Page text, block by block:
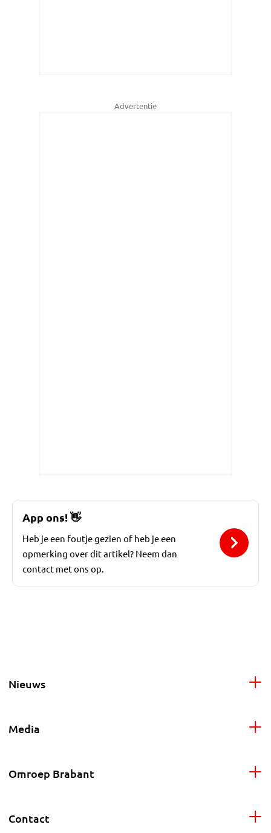
Advertentie
App ons! 👋
Heb je een foutje gezien of heb je een
opmerking over dit artikel? Neem dan
contact met ons op.
Nieuws
Media
Omroep Brabant
Contact